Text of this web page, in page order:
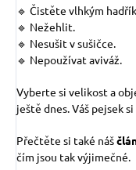
🔹 Čistěte vlhkým
🔹 Nežehlit.
🔹 Nesušit v sušičce.
🔹 Nepoužívat aviváž.
Vyberte si velikost a
ještě dnes. Váš pejsek
Přečtěte si také náš
čím jsou tak výjimečné.